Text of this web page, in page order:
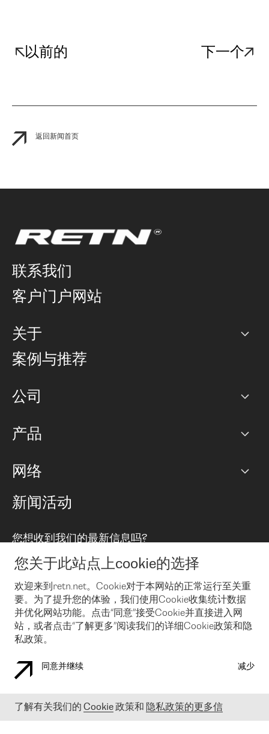
您关于此站点上cookie的选择
欢迎来到retn.net。Cookie对于本网站的正常运行至关重
要。为了提升您的体验，我们使用Cookie收集统计数据
并优化网站功能。点击“同意”接受Cookie并直接进入网
站，或者点击“了解更多”阅读我们的详细Cookie政策和隐
私政策。
同意并继续 减少
了解有关我们的 Cookie政策和 隐私政策的更多信
以前的 下一个
返回新闻首页
联系我们
客户门户网站
关于
公司
案例与推荐
公司
PoP 点
对等互联政策
RTT Map
产品
互联网
远程 IX
云连接
防DDoS攻击保护服务(DDoS Protection)
网络
可控全球私用网络
BGP 解决方案
TRANSKZ
网络安全
新闻活动
您想收到我们的最新信息吗?
在您接受了我们的隐私条款之后，可以通过 Email 来订阅我们的新
闻和活动。 您也可以随时通过点击电子邮件底下的链接来取消订
阅
© 2003-2026 RETN GROUP OF COMPANIES. RETN NETWORKS LTD
COOKIE 政策